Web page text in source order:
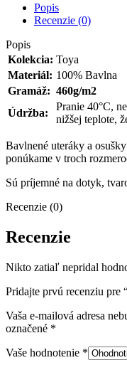
Popis
Recenzie (0)
Popis
Kolekcia: Toya
Materiál: 100% Bavlna
Gramáž: 460g/m2
Údržba:
Pranie 40°C,
nižšej teplote,
Bavlnené uteráky a
ponúkame v troch
Sú príjemné na dotyk,
Recenzie (0)
Recenzie
Nikto zatiaľ nepridal
Pridajte prvú recenziu pre
Vaša e-mailová adresa
označené *
Vaše hodnotenie *